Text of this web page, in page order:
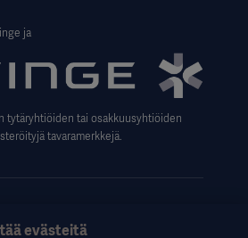
Form
ja
tytäryhtiöiden tai osakkuusyhtiöiden
tavaramerkkejä.
evästeitä